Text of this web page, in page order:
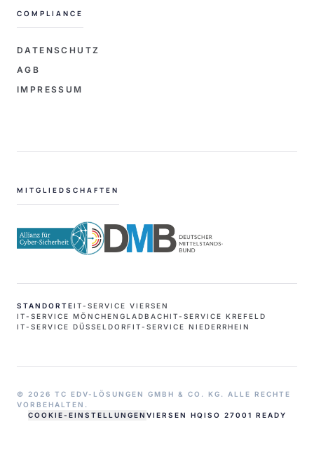
COMPLIANCE
DATENSCHUTZ
AGB
IMPRESSUM
MITGLIEDSCHAFTEN
STANDORTEIT-SERVICE VIERSEN
IT-SERVICE MÖNCHENGLADBACHIT-SERVICE KREFELD
IT-SERVICE DÜSSELDORFIT-SERVICE NIEDERRHEIN
© 2026 TC EDV-LÖSUNGEN GMBH & CO. KG. ALLE RECHTE
VORBEHALTEN.
COOKIE-EINSTELLUNGEN VIERSEN HQISO 27001 READY